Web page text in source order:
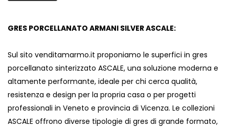
GRES PORCELLANATO ARMANI SILVER ASCALE:
Sul sito venditamarmo.it proponiamo le superfici in gres
porcellanato sinterizzato ASCALE, una soluzione moderna e
altamente performante, ideale per chi cerca qualità,
resistenza e design per la propria casa o per progetti
professionali in Veneto e provincia di Vicenza. Le collezioni
ASCALE offrono diverse tipologie di gres di grande formato,